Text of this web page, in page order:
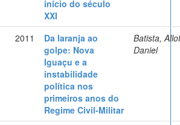
início do século
XXI
2011
Da laranja ao
golpe: Nova
Iguaçu e a
instabilidade
política nos
primeiros anos do
Regime Civil-Militar
Batista,
Daniel